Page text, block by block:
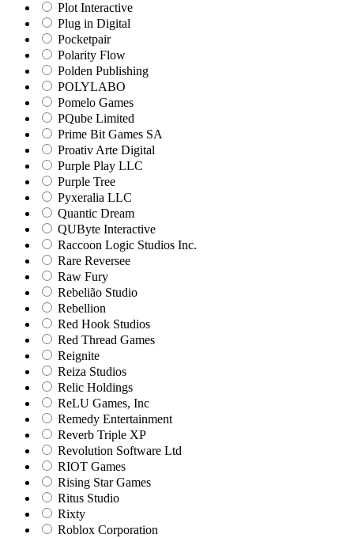
Plot Interactive
Plug in Digital
Pocketpair
Polarity Flow
Polden Publishing
POLYLABO
Pomelo Games
PQube Limited
Prime Bit Games SA
Proativ Arte Digital
Purple Play LLC
Purple Tree
Pyxeralia LLC
Quantic Dream
QUByte Interactive
Raccoon Logic Studios Inc.
Rare Reversee
Raw Fury
Rebelião Studio
Rebellion
Red Hook Studios
Red Thread Games
Reignite
Reiza Studios
Relic Holdings
ReLU Games, Inc
Remedy Entertainment
Reverb Triple XP
Revolution Software Ltd
RIOT Games
Rising Star Games
Ritus Studio
Rixty
Roblox Corporation